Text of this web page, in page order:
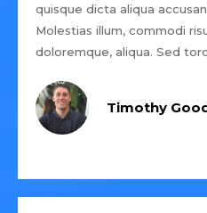
quisque dicta aliqua
Molestias illum, commodi
doloremque, aliqua. Sed
Timothy